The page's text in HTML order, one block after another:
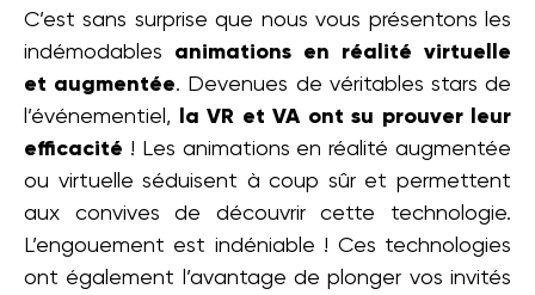
C’est sans surprise que nous vous présentons les
indémodables animations en réalité virtuelle
et augmentée. Devenues de véritables stars de
l’événementiel,
la VR et VA ont su prouver leur
efficacité ! Les animations en réalité augmentée
ou virtuelle séduisent à coup sûr et permettent
aux convives de découvrir cette technologie.
L’engouement est indéniable ! Ces technologies
ont également l’avantage de plonger vos invités